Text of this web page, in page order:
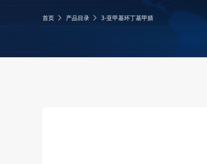
首页 产品目录 3-亚甲基环丁基甲腈